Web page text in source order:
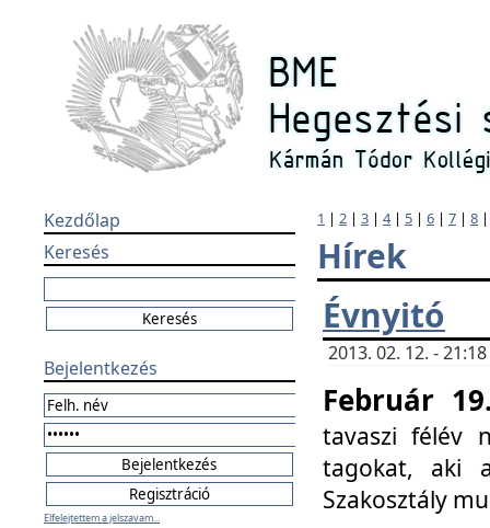
Kezdőlap
Keresés
Bejelentkezés
Elfelejtettem a jelszavam...
1 | 2 | 3 | 4| 5 | 6 | 7 | 8
Hírek
Évnyitó
2013. 02. 12. -
Február
tavaszi félév
tagokat, aki
Szakosztály